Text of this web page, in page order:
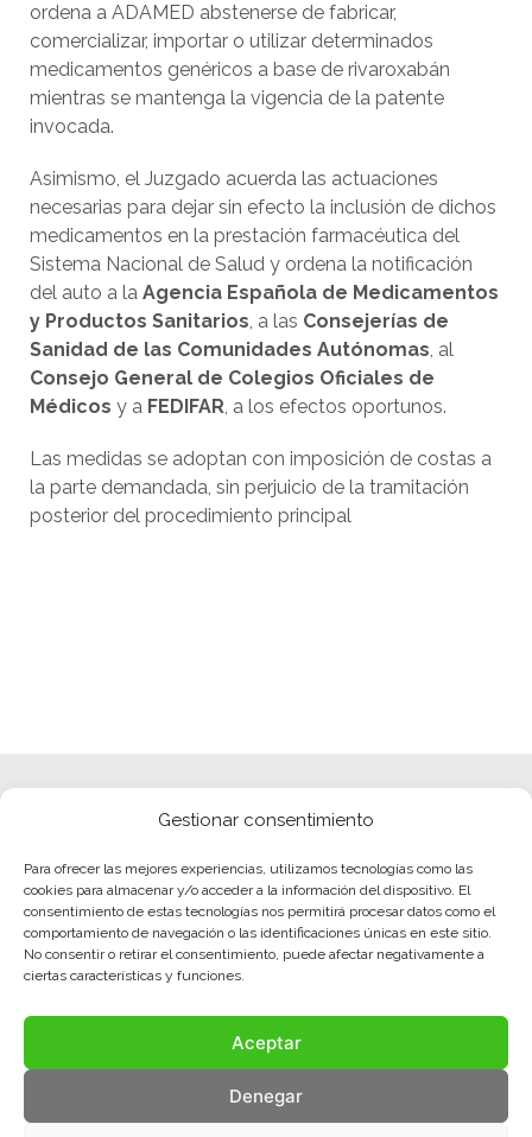
Gestionar consentimiento
Para ofrecer las mejores experiencias, utilizamos tecnologías como las
cookies para almacenar y/o acceder a la información del dispositivo. El
consentimiento de estas tecnologías nos permitirá procesar datos como el
comportamiento de navegación o las identificaciones únicas en este sitio.
No consentir o retirar el consentimiento, puede afectar negativamente a
ciertas características y funciones.
Aceptar
Denegar
ordena a ADAMED abstenerse de fabricar,
comercializar, importar o utilizar determinados
medicamentos genéricos a base de rivaroxabán
mientras se mantenga la vigencia de la patente
invocada.
Asimismo, el Juzgado acuerda las actuaciones
necesarias para dejar sin efecto la inclusión de dichos
medicamentos en la prestación farmacéutica del
Sistema Nacional de Salud y ordena la notificación
del auto a la Agencia Española de Medicamentos
y Productos Sanitarios, a las Consejerías de
Sanidad de las Comunidades Autónomas, al
Consejo General de Colegios Oficiales de
Médicos y a FEDIFAR, a los efectos oportunos.
Las medidas se adoptan con imposición de costas a
la parte demandada, sin perjuicio de la tramitación
posterior del procedimiento principal